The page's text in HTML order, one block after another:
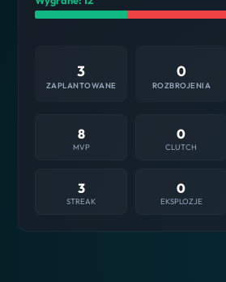
3
ZAPLANTOWANE
0
ROZBROJENIA
8
MVP
0
CLUTCH
3
STREAK
0
EKSPLOZJE